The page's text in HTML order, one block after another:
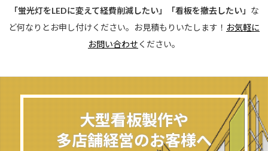
「蛍光灯をLEDに変えて経費削減したい」「看板を撤去したい」 な
ど何なりとお申し付けください。お見積もりいたします！ お気軽に
お問い合わせ ください。
大型看板製作や
多店舗経営のお客様へ